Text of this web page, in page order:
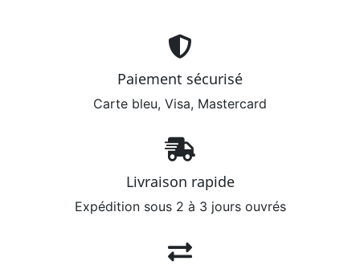
Paiement sécurisé
Carte bleu, Visa, Mastercard
Livraison rapide
Expédition sous 2 à 3 jours ouvrés